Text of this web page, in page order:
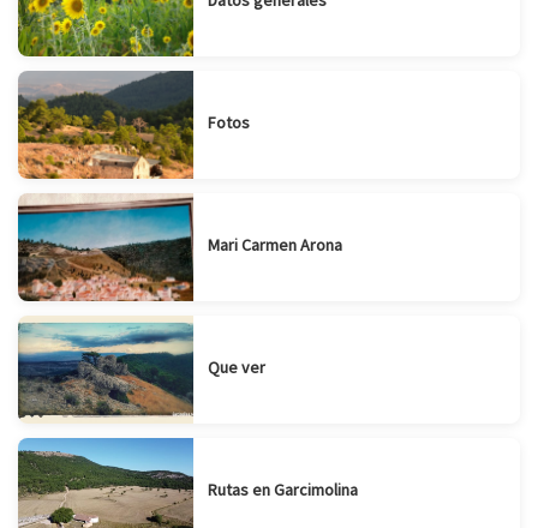
Fotos
Mari Carmen Arona
Que ver
Rutas en Garcimolina